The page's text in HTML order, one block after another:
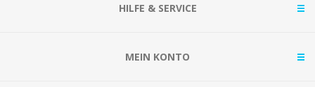
HILFE & SERVICE
MEIN KONTO